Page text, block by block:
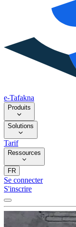
e-Tafakna
Produits
Solutions
Tarif
Ressources
FR
Se connecter
S'inscrire